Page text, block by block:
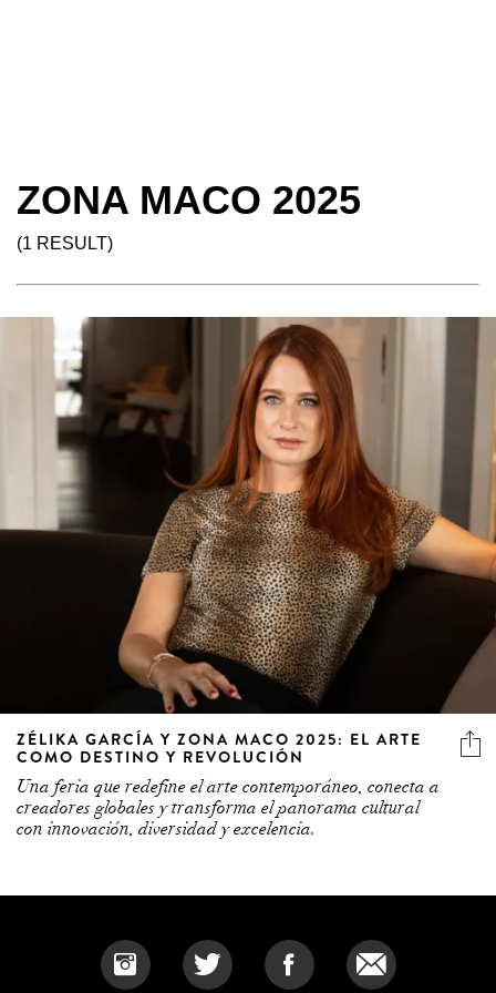
ZONA MACO 2025
(1 RESULT)
ZÉLIKA GARCÍA Y ZONA MACO 2025: EL ARTE
COMO DESTINO Y REVOLUCIÓN
Una feria que redefine el arte contemporáneo, conecta a
creadores globales y transforma el panorama cultural
con innovación, diversidad y excelencia.